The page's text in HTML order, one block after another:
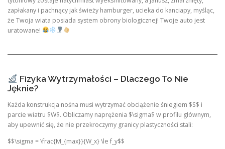
zapłakany i pachnący jak świeży hamburger, ucieka do kanciapy, myśląc,
że Twoja wiata posiada system obrony biologicznej! Twoje auto jest
uratowane!
Fizyka Wytrzymałości – Dlaczego To Nie
Jęknie?
Każda konstrukcja nośna musi wytrzymać obciążenie śniegiem $S$ i
parcie wiatru $W$. Obliczamy naprężenia $\sigma$ w profilu głównym,
aby upewnić się, że nie przekroczymy granicy plastyczności stali:
$$\sigma = \frac{M_{max}}{W_x} \le f_y$$